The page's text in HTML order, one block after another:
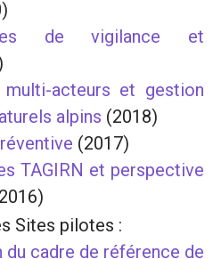
de vigilance et
multi-acteurs et gestion
alpins (2018)
(2017)
TAGIRN et perspective
Sites pilotes :
du cadre de référence de